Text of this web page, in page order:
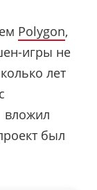
Polygon,
игры не
лет
вложил
был